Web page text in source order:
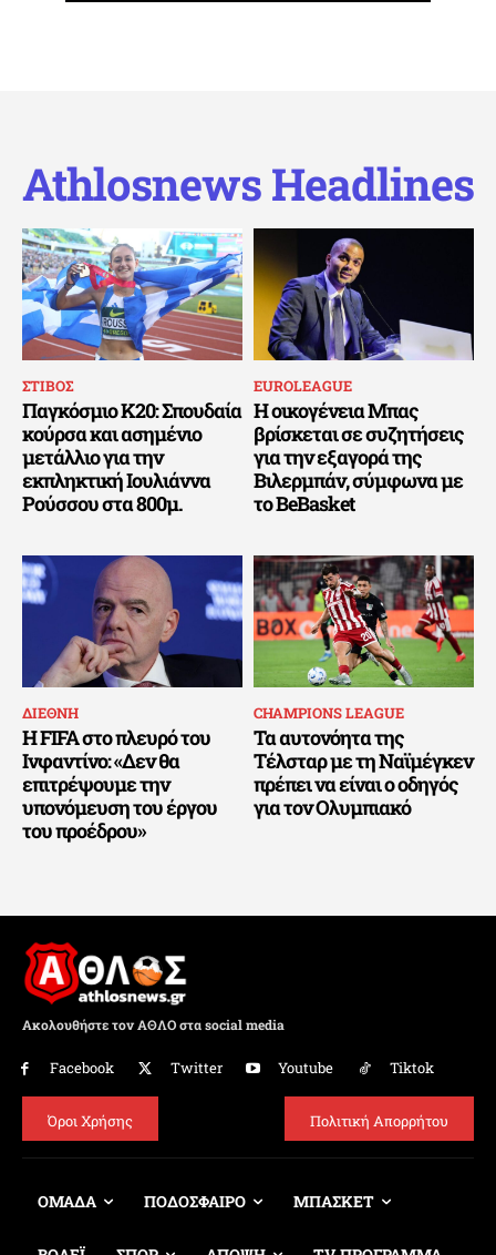
Athlosnews Headlines
ΣΤΙΒΟΣ
Παγκόσμιο Κ20: Σπουδαία
κούρσα και ασημένιο
μετάλλιο για την
εκπληκτική Ιουλιάννα
Ρούσσου στα 800μ.
EUROLEAGUE
Η οικογένεια Μπας
βρίσκεται σε συζητήσεις
για την εξαγορά της
Βιλερμπάν, σύμφωνα με
το BeBasket
ΔΙΕΘΝΗ
Η FIFA στο πλευρό του
Ινφαντίνο: «Δεν θα
επιτρέψουμε την
υπονόμευση του έργου
του προέδρου»
CHAMPIONS LEAGUE
Τα αυτονόητα της
Τέλσταρ με τη Ναϊμέγκεν
πρέπει να είναι ο οδηγός
για τον Ολυμπιακό
Ακολουθήστε τον ΑΘΛΟ στα social media
Facebook Twitter Youtube Tiktok
Όροι Χρήσης Πολιτική Απορρήτου
ΟΜΑΔΑ ΠΟΔΟΣΦΑΙΡΟ ΜΠΑΣΚΕΤ